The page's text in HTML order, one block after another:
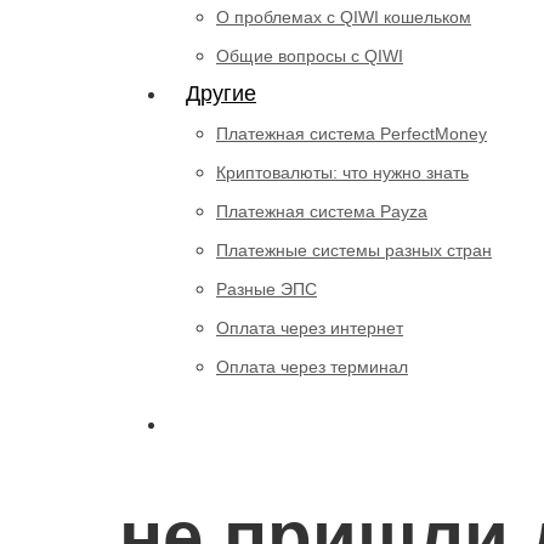
О проблемах с QIWI кошельком
Общие вопросы с QIWI
Другие
Платежная система PerfectMoney
Криптовалюты: что нужно знать
Платежная система Payza
Платежные системы разных стран
Разные ЭПС
Оплата через интернет
Оплата через терминал